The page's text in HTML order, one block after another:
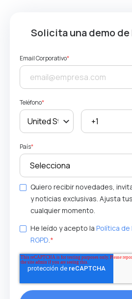
Solicita una demo
Email Corporativo*
Teléfono*
País*
Quiero recibir novedades,
y noticias exclusivas. Ajusta
cualquier momento.
He leído y acepto la Política de
RGPD.*